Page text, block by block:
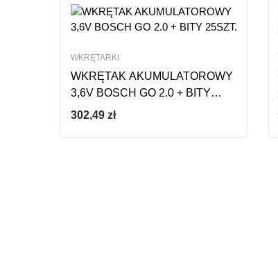
WKRĘTARKI
WKRĘTAK AKUMULATOROWY
3,6V BOSCH GO 2.0 + BITY
25SZT.
302,49 zł